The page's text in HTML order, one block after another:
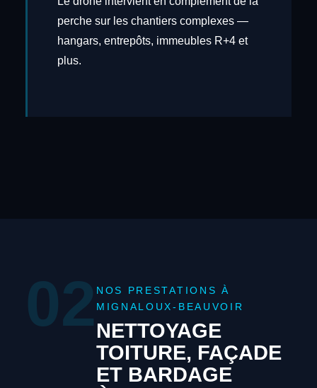
perche sur les chantiers complexes —
hangars, entrepôts, immeubles R+4 et
plus.
02 NOS PRESTATIONS À
MIGNALOUX-BEAUVOIR
NETTOYAGE
TOITURE, FAÇADE
ET BARDAGE